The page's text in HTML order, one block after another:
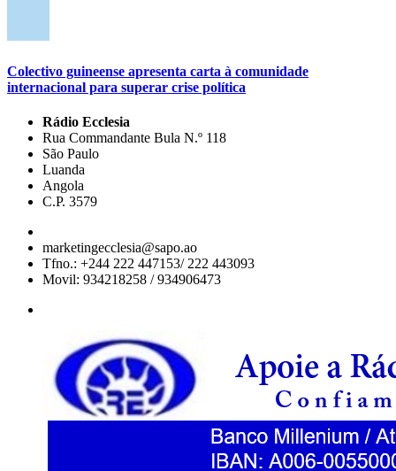
Colectivo guineense apresenta carta à comunidade
internacional para superar crise política
Rádio Ecclesia
Rua Commandante Bula N.º 118
São Paulo
Luanda
Angola
C.P. 3579
marketingecclesia@sapo.ao
Tfno.: +244 222 447153/ 222 443093
Movil: 934218258 / 934906473